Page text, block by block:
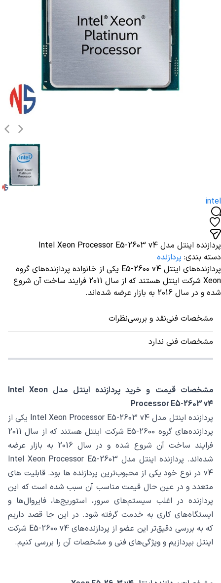
intel
پردازنده اینتل مدل Intel Xeon Processor E5-2603 v4
دسته بندی: پردازنده
پردازنده‌های اینتل E5-2600 v4 یکی از خانواده پردازنده‌های گروه
Xeon شرکت اینتل هستند که از سال 2011 فرایند ساخت آن شروع
شده و در سال 2016 به بازار عرضه شده‌اند.
مشخصات فنینقد و بررسینظرات
مشخصات فنی ندارد
مشخصات قیمت و خرید پردازنده اینتل مدل Intel Xeon
Processor E5-2603 v4
پردازنده اینتل مدل Intel Xeon Processor E5-2603 v4 یکی از
پردازنده‌های گروه E5-2600 شرکت اینتل هستند که از سال 2011
فرایند ساخت آن شروع شده و در سال 2016 به بازار عرضه
شده‌اند. پردازنده اینتل مدل Intel Xeon Processor E5-2603
v4 در نوع خود یکی از محبوب‌ترین پردازنده ها بود. قابلیت های
متعدد و در عین حال قیمت مناسب آن‌ سبب شده است که این
پردازنده‌ در اغلب سیستم‌های سرور، استوریج‌ها، فایروال‌ها و
ایستگاه‌های کاری به خدمت گرفته شود. در این جا قصد داریم
که به بررسی دقیق‌تر این عضو از پردازنده‌های E5-2600 v4 شرکت
اینتل بپردازیم و ویژگی‌های فنی و مشخصات آن‌ را بررسی کنیم.